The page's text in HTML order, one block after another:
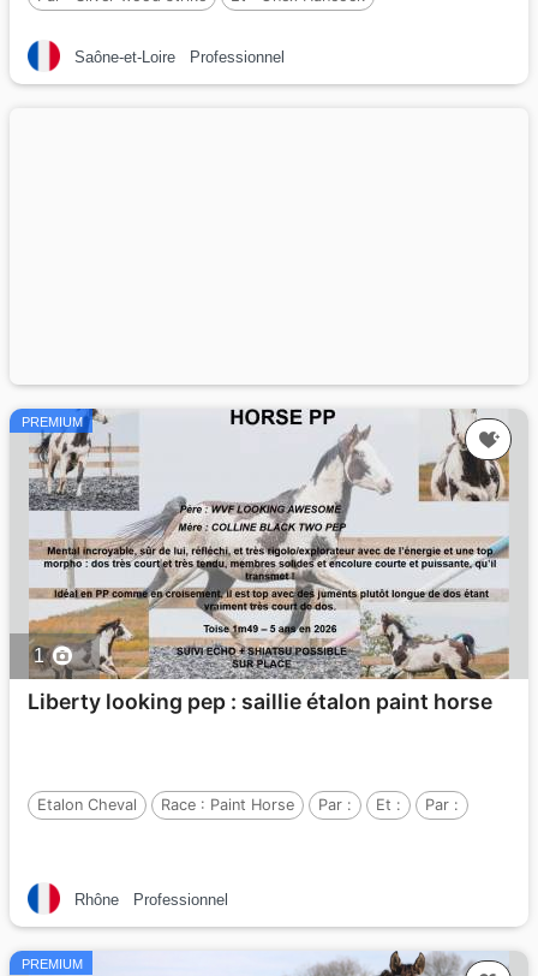
Saône-et-Loire
Professionnel
PREMIUM
1
Liberty looking pep : saillie étalon paint horse
Etalon Cheval Race : Paint Horse Par : Et : Par :
Rhône Professionnel
PREMIUM